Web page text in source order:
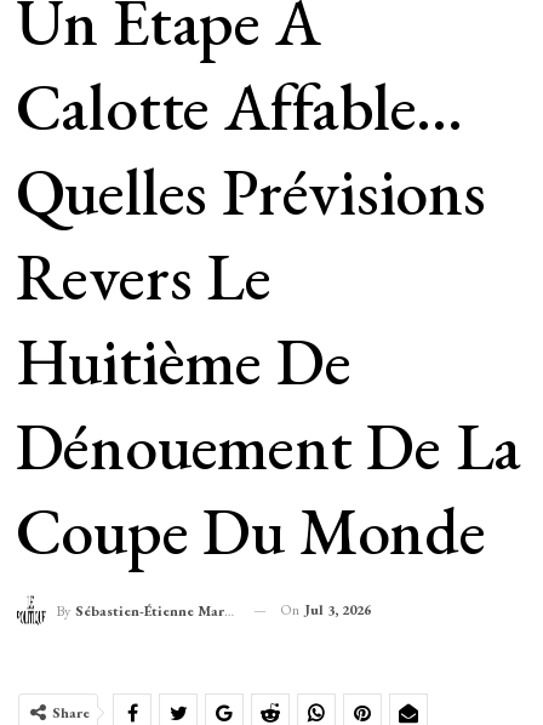
Un Étape À
Calotte Affable…
Quelles Prévisions
Revers Le
Huitième De
Dénouement De La
Coupe Du Monde
By Sébastien-Étienne Marechal On Jul 3, 2026
Share